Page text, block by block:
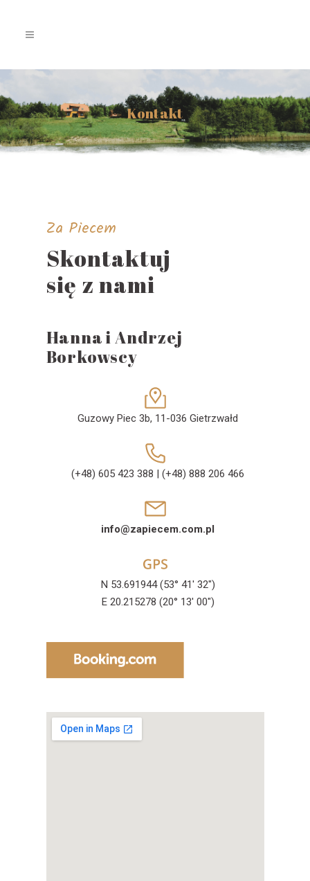
Kontakt
Za Piecem
Skontaktuj
się z nami
Hanna i Andrzej
Borkowscy
Guzowy Piec 3b, 11-036 Gietrzwałd
(+48) 605 423 388 (+48) 888 206 466
info@zapiecem.com.pl
N 53.691944 (53° 41' 32")
E 20.215278 (20° 13' 00")